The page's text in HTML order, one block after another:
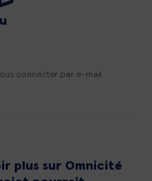
connecter par e-mail
plus sur Omnicité